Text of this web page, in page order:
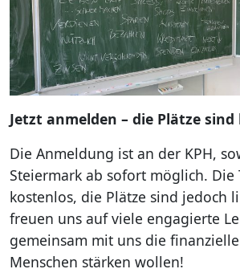
Jetzt anmelden – die Plätze
Die Anmeldung ist an der KPH,
Steiermark ab sofort möglich. Die
kostenlos, die Plätze sind jedoch
freuen uns auf viele engagierte
gemeinsam mit uns die
Menschen stärken wollen!